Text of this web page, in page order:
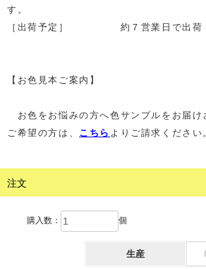
す。
［出荷予定］ 約７営業日で出荷
【お色見本ご案内】
お色をお悩みの方へ色サンプルをお届け
ご希望の方は、 こちら よりご請求ください
注文
購入数： 個
生産